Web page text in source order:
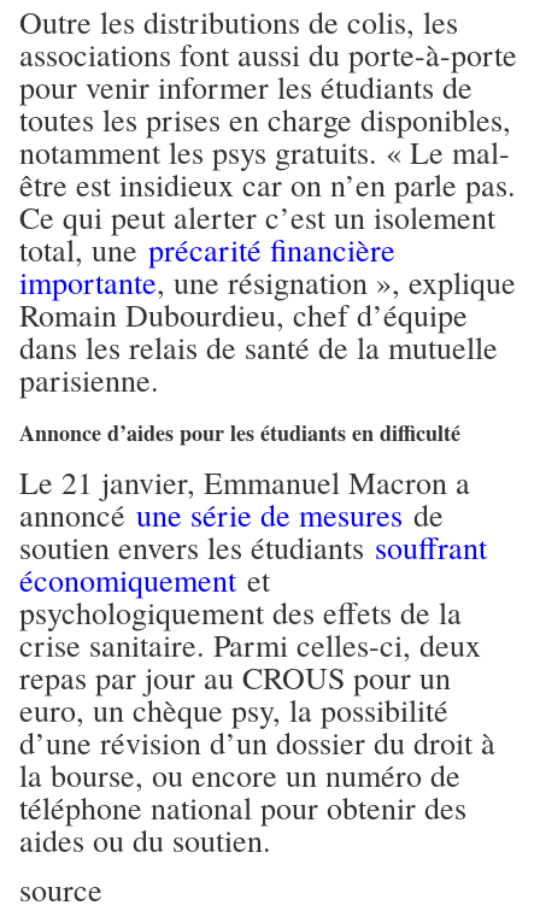
Outre les distributions de colis, les
associations font aussi du porte-à-porte
pour venir informer les étudiants de
toutes les prises en charge disponibles,
notamment les psys gratuits. « Le mal-
être est insidieux car on n’en parle pas.
Ce qui peut alerter c’est un isolement
total, une précarité financière
importante, une résignation », explique
Romain Dubourdieu, chef d’équipe
dans les relais de santé de la mutuelle
parisienne.
Annonce d’aides pour les étudiants en difficulté
Le 21 janvier, Emmanuel Macron a
annoncé une série de mesures de
soutien envers les étudiants souffrant
économiquement et
psychologiquement des effets de la
crise sanitaire. Parmi celles-ci, deux
repas par jour au CROUS pour un
euro, un chèque psy, la possibilité
d’une révision d’un dossier du droit à
la bourse, ou encore un numéro de
téléphone national pour obtenir des
aides ou du soutien.
source